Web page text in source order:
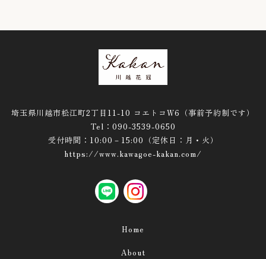
結婚祝い、結婚記念日
フォトウェディングの小道具
１．ベーシック
３．フォトキャンバス
埼玉県川越市松江町2丁目11-10 コエトコW6（事前予約制です）
Tel：090-3539-0650
受付時間：10:00－15:00（定休日：月・火）
https://www.kawagoe-kakan.com/
LINE instagram
Home
About